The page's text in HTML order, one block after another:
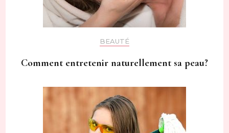
BEAUTÉ
Comment entretenir naturellement sa peau?